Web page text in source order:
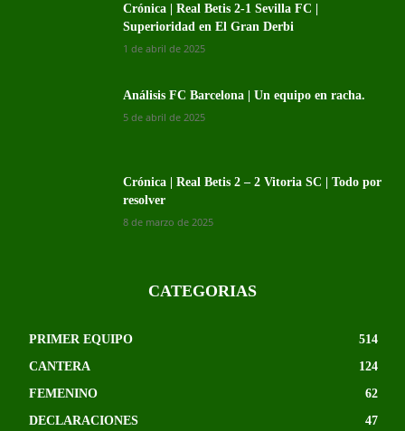
Crónica | Real Betis 2-1 Sevilla FC |
Superioridad en El Gran Derbi
1 de abril de 2025
Análisis FC Barcelona | Un equipo en racha.
5 de abril de 2025
Crónica | Real Betis 2 – 2 Vitoria SC | Todo por
resolver
8 de marzo de 2025
CATEGORIAS
PRIMER EQUIPO
514
CANTERA
124
FEMENINO
62
DECLARACIONES
47